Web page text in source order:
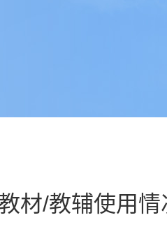
材/教辅使用情